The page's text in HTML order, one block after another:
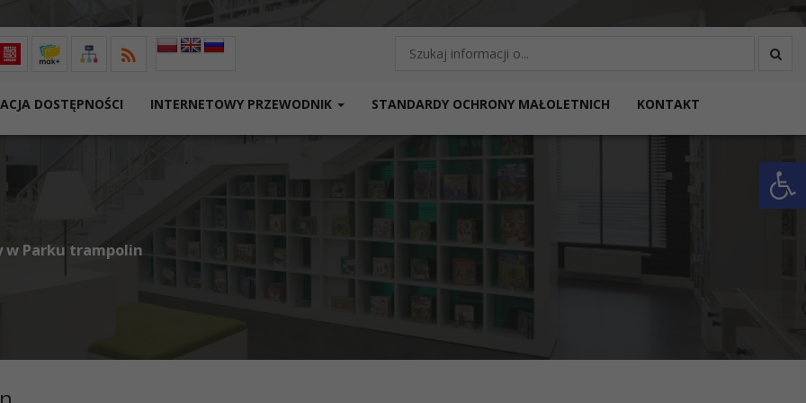
DOSTĘPNOŚCI INTERNETOWY PRZEWODNIK STANDARDY OCHRONY MAŁOLETNICH KONTAKT
w Parku trampolin